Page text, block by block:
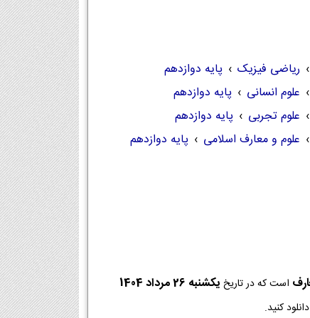
› ریاضی فیزیک › پایه دوازدهم
› علوم انسانی › پایه دوازدهم
› علوم تجربی › پایه دوازدهم
› علوم و معارف اسلامی › پایه دوازدهم
است که در تاریخ يكشنبه 26 مرداد 1404
کنید.